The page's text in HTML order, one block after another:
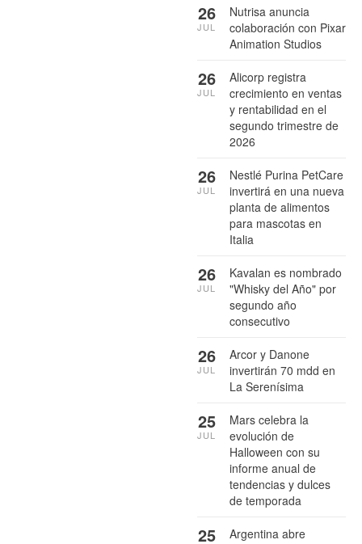
Nutrisa anuncia
colaboración con Pixar
Animation Studios
26
JUL
Alicorp registra
crecimiento en ventas
y rentabilidad en el
segundo trimestre de
2026
26
JUL
Nestlé Purina PetCare
invertirá en una nueva
planta de alimentos
para mascotas en
Italia
26
JUL
Kavalan es nombrado
"Whisky del Año" por
segundo año
consecutivo
26
JUL
Arcor y Danone
invertirán 70 mdd en
La Serenísima
26
JUL
Mars celebra la
evolución de
Halloween con su
informe anual de
tendencias y dulces
de temporada
25
JUL
Argentina abre
25